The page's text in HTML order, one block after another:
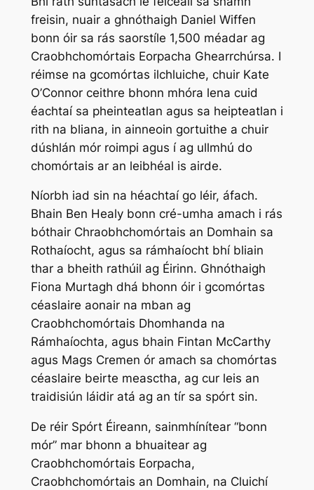
freisin, nuair a ghnóthaigh Daniel Wiffen
bonn óir sa rás saorstíle 1,500 méadar ag
Craobhchomórtais Eorpacha Ghearrchúrsa. I
réimse na gcomórtas ilchluiche, chuir Kate
O’Connor ceithre bhonn mhóra lena cuid
éachtaí sa pheinteatlan agus sa heipteatlan i
rith na bliana, in ainneoin gortuithe a chuir
dúshlán mór roimpi agus í ag ullmhú do
chomórtais ar an leibhéal is airde.
Níorbh iad sin na héachtaí go léir, áfach.
Bhain Ben Healy bonn cré-umha amach i rás
bóthair Chraobhchomórtais an Domhain sa
Rothaíocht, agus sa rámhaíocht bhí bliain
thar a bheith rathúil ag Éirinn. Ghnóthaigh
Fiona Murtagh dhá bhonn óir i gcomórtas
céaslaire aonair na mban ag
Craobhchomórtais Dhomhanda na
Rámhaíochta, agus bhain Fintan McCarthy
agus Mags Cremen ór amach sa chomórtas
céaslaire beirte measctha, ag cur leis an
traidisiún láidir atá ag an tír sa spórt sin.
De réir Spórt Éireann, sainmhínítear “bonn
mór” mar bhonn a bhuaitear ag
Craobhchomórtais Eorpacha,
Craobhchomórtais an Domhain, na Cluichí